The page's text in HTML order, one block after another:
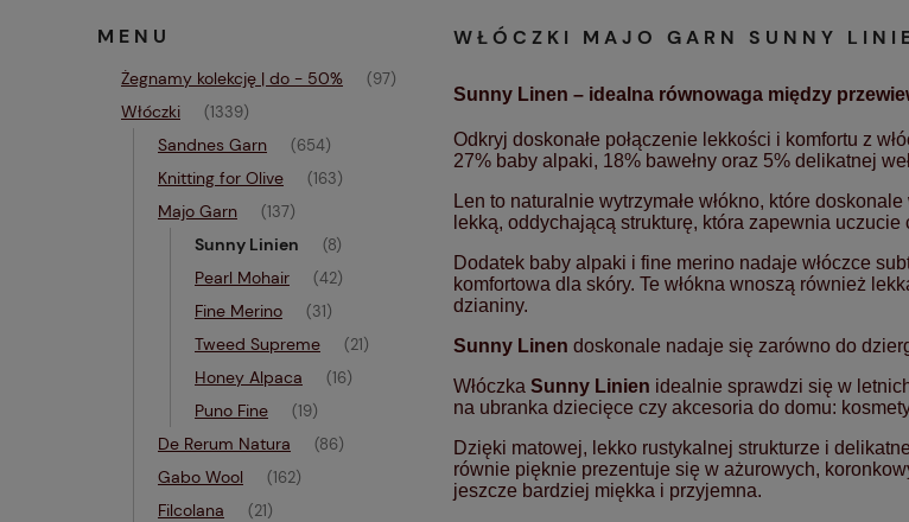
MENU
Żegnamy kolekcję | do - 50% (97)
Włóczki (1339)
Sandnes Garn (654)
Knitting for Olive (163)
Majo Garn (137)
Sunny Linien (8)
Pearl Mohair (42)
Fine Merino (31)
Tweed Supreme (21)
Honey Alpaca (16)
Puno Fine (19)
De Rerum Natura (86)
Gabo Wool (162)
Filcolana (21)
WŁÓCZKI MAJO GARN SUNNY
Sunny Linen – idealna równowaga między
Odkryj doskonałe połączenie lekkości i komfortu z
27% baby alpaki, 18% bawełny oraz 5% delikatnej
Len to naturalnie wytrzymałe włókno, które
lekką, oddychającą strukturę, która zapewnia uczucie
Dodatek baby alpaki i fine merino nadaje włóczce
komfortowa dla skóry. Te włókna wnoszą również
dzianiny.
Sunny Linen doskonale nadaje się zarówno do
Włóczka Sunny Linien idealnie sprawdzi się w
na ubranka dziecięce czy akcesoria do domu:
Dzięki matowej, lekko rustykalnej strukturze i
równie pięknie prezentuje się w ażurowych,
jeszcze bardziej miękka i przyjemna.